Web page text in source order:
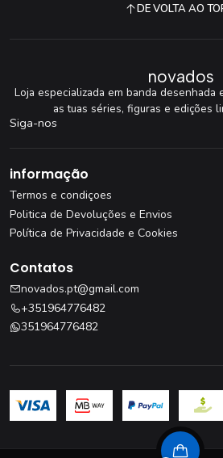
DE VOLTA AO
novados
Loja especializada em banda desenhada
as tuas séries, figuras e edições
Siga-nos
informação
Termos e condiçoes
Politica de Devoluções e Envios
Política de Privacidade e Cookies
Contatos
novados.pt@gmail.com
+351964776482
351964776482
Livro de Reclamações·